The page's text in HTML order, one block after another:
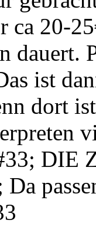
ca 20-
dauert.
ist
dort
DIE